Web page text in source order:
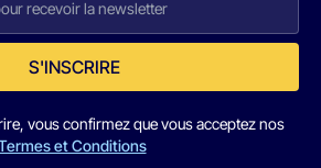
S'INSCRIRE
vous confirmez que vous acceptez nos
et Conditions